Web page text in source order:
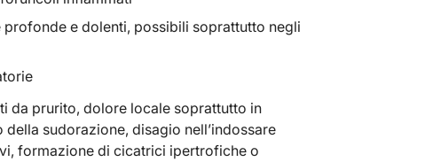
e dolenti, possibili soprattutto negli
da prurito, dolore locale soprattutto in
sudorazione, disagio nell’indossare
formazione di cicatrici ipertrofiche o